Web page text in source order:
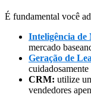
É fundamental você
Inteligência de
mercado
Geração de
CRM: utilize
vendedores